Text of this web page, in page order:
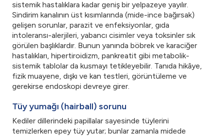
sistemik hastalıklara kadar geniş bir yelpazeye yayılır.
Sindirim kanalının üst kısımlarında (mide-ince bağırsak)
gelişen sorunlar, parazit ve enfeksiyonlar, gıda
intoleransı-alerjileri, yabancı cisimler veya toksinler sık
görülen başlıklardır. Bunun yanında böbrek ve karaciğer
hastalıkları, hipertiroidizm, pankreatit gibi metabolik-
sistemik tablolar da kusmayı tetikleyebilir. Tanıda hikâye,
fizik muayene, dışkı ve kan testleri, görüntüleme ve
gerekirse endoskopi devreye girer.
Tüy yumağı (hairball) sorunu
Kediler dillerindeki papillalar sayesinde tüylerini
temizlerken epey tüy yutar; bunlar zamanla midede